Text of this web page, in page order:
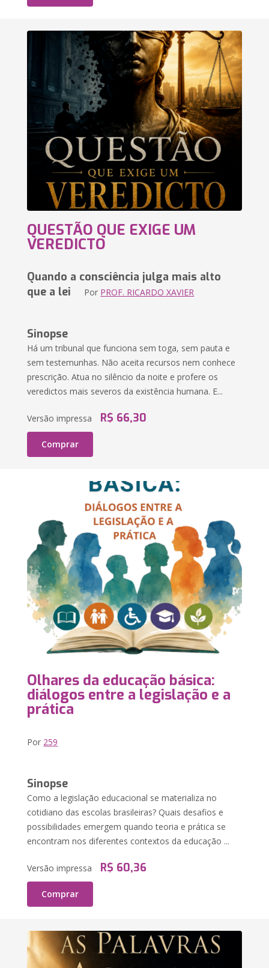
QUESTÃO QUE EXIGE UM
VEREDICTO
Quando a consciência julga mais alto
que a lei Por PROF. RICARDO XAVIER
Sinopse
Há um tribunal que funciona sem toga, sem pauta e
sem testemunhas. Não aceita recursos nem conhece
prescrição. Atua no silêncio da noite e profere os
veredictos mais severos da existência humana. E...
Versão impressa R$ 66,30
Comprar
Olhares da educação básica:
diálogos entre a legislação e a
prática
Por 259
Sinopse
Como a legislação educacional se materializa no
cotidiano das escolas brasileiras? Quais desafios e
possibilidades emergem quando teoria e prática se
encontram nos diferentes contextos da educação ...
Versão impressa R$ 60,36
Comprar